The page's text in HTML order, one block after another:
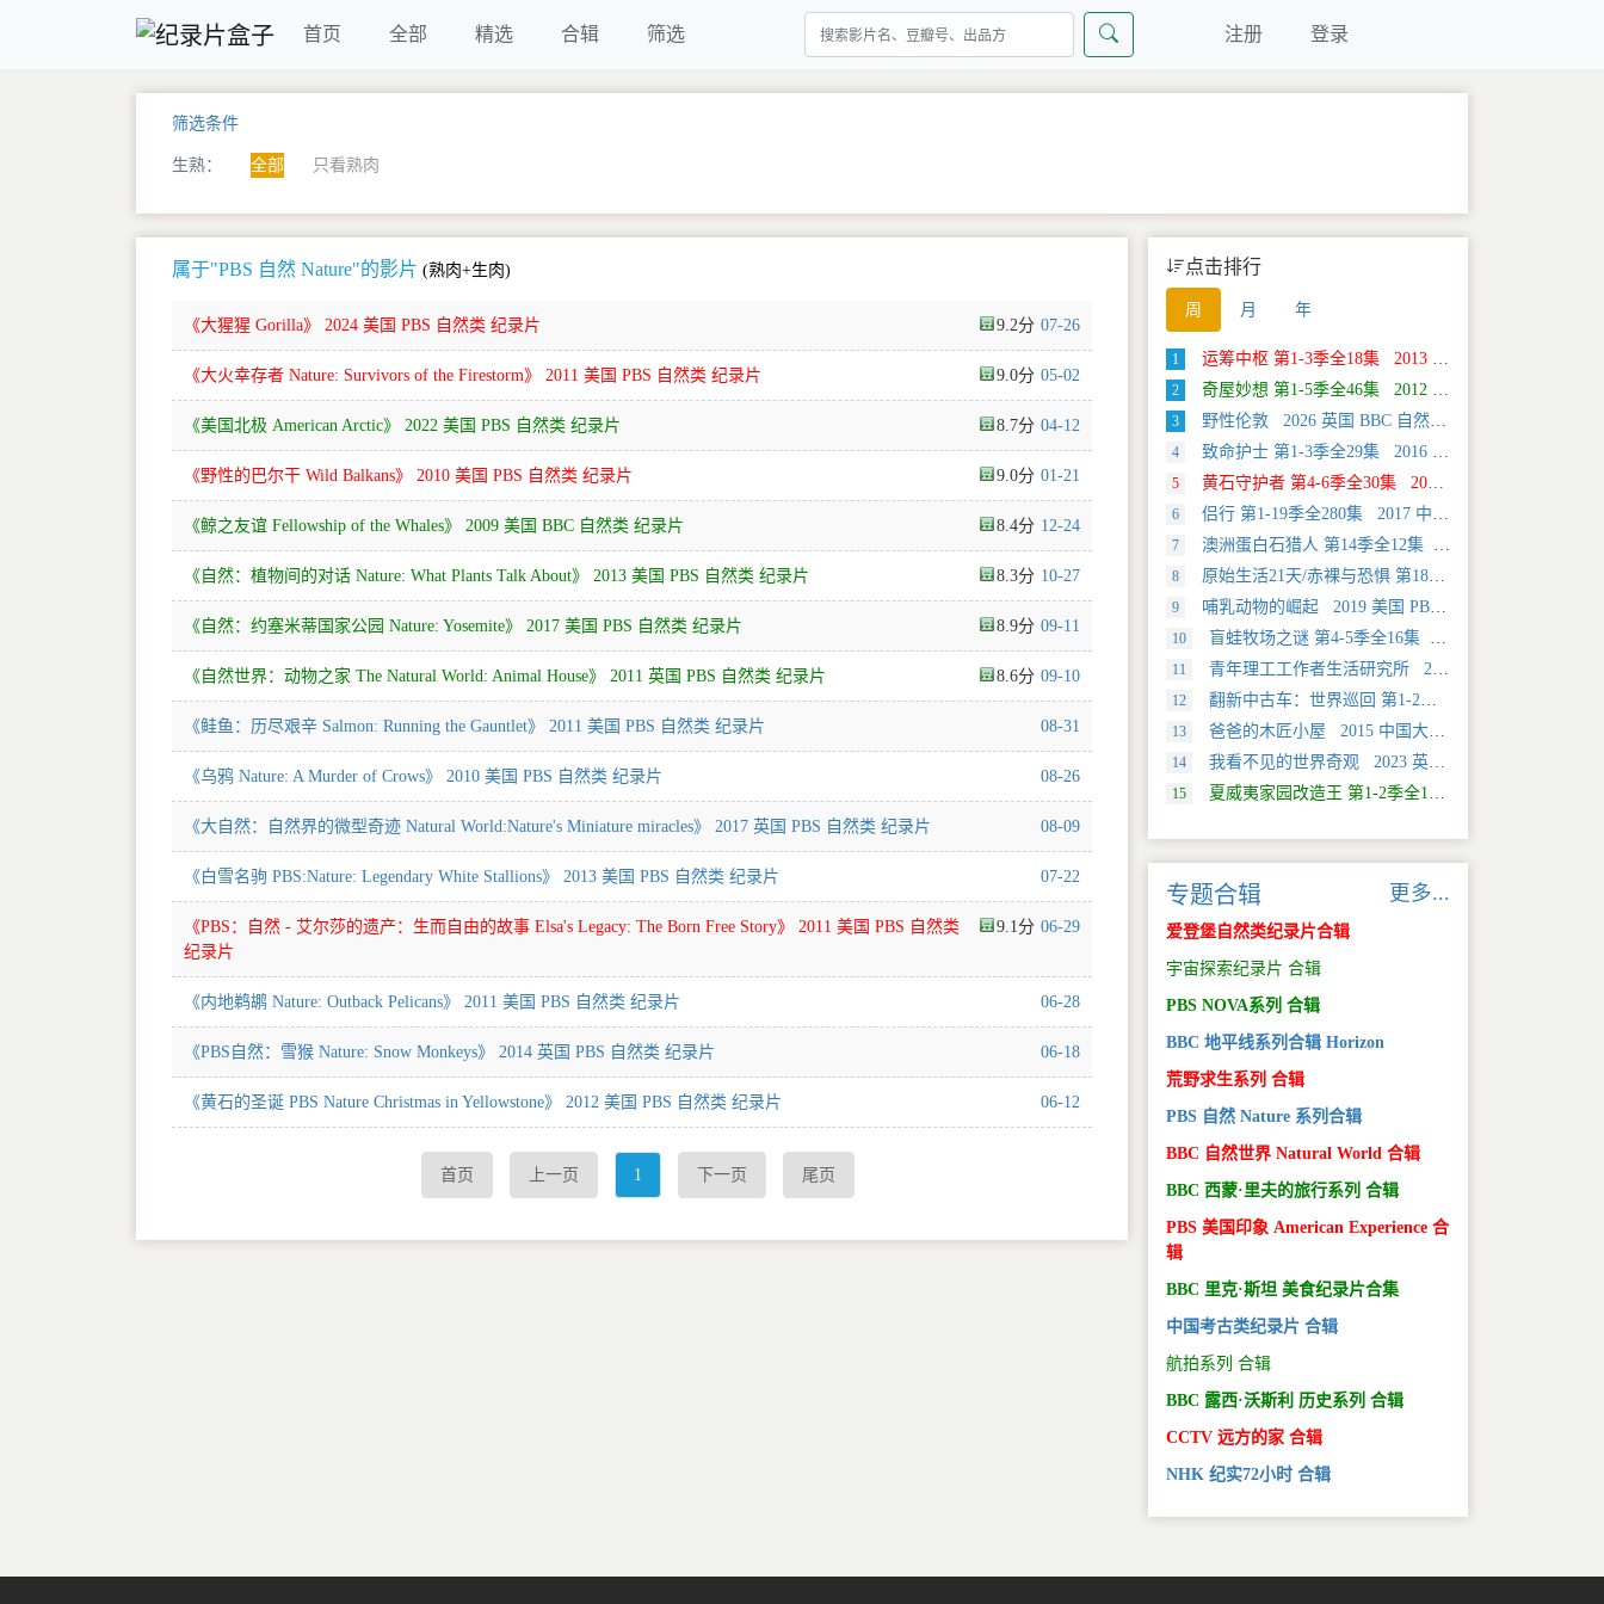
首页 全部 精选 合辑 筛选 注册 登录
筛选条件
生熟： 全部 只看熟肉
属于"PBS 自然 Nature"的影片 (熟肉+生肉)
9.2 07-26
《大猩猩 Gorilla》 2024 美国 PBS 自然类 纪录片
9.0 05-02
《大火幸存者 Nature: Survivors of the Firestorm》 2011 美国 PBS 自然类 纪录片
8.7 04-12
《美国北极 American Arctic》 2022 美国 PBS 自然类 纪录片
9.0 01-21
《野性的巴尔干 Wild Balkans》 2010 美国 PBS 自然类 纪录片
8.4 12-24
《鲸之友谊 Fellowship of the Whales》 2009 美国 BBC 自然类 纪录片
8.3 10-27
《自然：植物间的对话 Nature: What Plants Talk About》 2013 美国 PBS 自然类 纪录片
8.9 09-11
《自然：约塞米蒂国家公园 Nature: Yosemite》 2017 美国 PBS 自然类 纪录片
8.6 09-10
《自然世界：动物之家 The Natural World: Animal House》 2011 英国 PBS 自然类 纪录片
08-31
《鲑鱼：历尽艰辛 Salmon: Running the Gauntlet》 2011 美国 PBS 自然类 纪录片
08-26
《乌鸦 Nature: A Murder of Crows》 2010 美国 PBS 自然类 纪录片
08-09
《大自然：自然界的微型奇迹 Natural World:Nature's Miniature miracles》 2017 英国 PBS 自然类 纪录片
07-22
《白雪名驹 PBS:Nature: Legendary White Stallions》 2013 美国 PBS 自然类 纪录片
9.1 06-29
《PBS：自然 - 艾尔莎的遗产：生而自由的故事 Elsa's Legacy: The Born Free Story》 2011 美国 PBS 自然类
纪录片
06-28
《内地鹈鹕 Nature: Outback Pelicans》 2011 美国 PBS 自然类 纪录片
06-18
《PBS自然：雪猴 Nature: Snow Monkeys》 2014 英国 PBS 自然类 纪录片
06-12
《黄石的圣诞 PBS Nature Christmas in Yellowstone》 2012 美国 PBS 自然类 纪录片
首页 上一页 1 下一页 尾页
点击排行
周 月 年
1 运筹中枢 第1-3季全18集 2013 美国 Discovery 科学类纪录片
2 奇屋妙想 第1-5季全46集 2012 美国 HGTV 真人秀&舞台类纪录片
3 野性伦敦 2026 英国 BBC 自然类纪录片
4 致命护士 第1-3季全29集 2016 英国 传记类纪录片
5 黄石守护者 第4-6季全30集 2024 美国 Discovery 真人秀&舞台类纪录片
6 侣行 第1-19季全280集 2017 中国大陆 旅行类纪录片
7 澳洲蛋白石猎人 第14季全12集 2025 美国 Discovery 真人秀&舞台类纪录片
8 原始生活21天/赤裸与恐惧 第18季全12集 2025 美国 Discovery 真人秀&舞台类纪录片
9 哺乳动物的崛起 2019 美国 PBS 自然类纪录片
10 盲蛙牧场之谜 第4-5季全16集 2025 美国 Discovery 探索类纪录片
11 青年理工工作者生活研究所 2022 中国大陆 社会生活类纪录片
12 翻新中古车：世界巡回 第1-2季全20集 2025 美国 Discovery 真人秀&舞台类纪录片
13 爸爸的木匠小屋 2015 中国大陆 社会生活类纪录片
14 我看不见的世界奇观 2023 英国 旅行类纪录片
15 夏威夷家园改造王 第1-2季全18集 2024 美国 HGTV 真人秀&舞台类纪录片
专题合辑 更多...
爱登堡自然类纪录片合辑
宇宙探索纪录片 合辑
PBS NOVA系列 合辑
BBC 地平线系列合辑 Horizon
荒野求生系列 合辑
PBS 自然 Nature 系列合辑
BBC 自然世界 Natural World 合辑
BBC 西蒙·里夫的旅行系列 合辑
PBS 美国印象 American Experience 合
辑
BBC 里克·斯坦 美食纪录片合集
中国考古类纪录片 合辑
航拍系列 合辑
BBC 露西·沃斯利 历史系列 合辑
CCTV 远方的家 合辑
NHK 纪实72小时 合辑